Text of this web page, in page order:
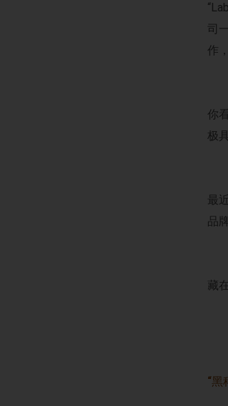
司
作
你
极
最
品
藏
“黑